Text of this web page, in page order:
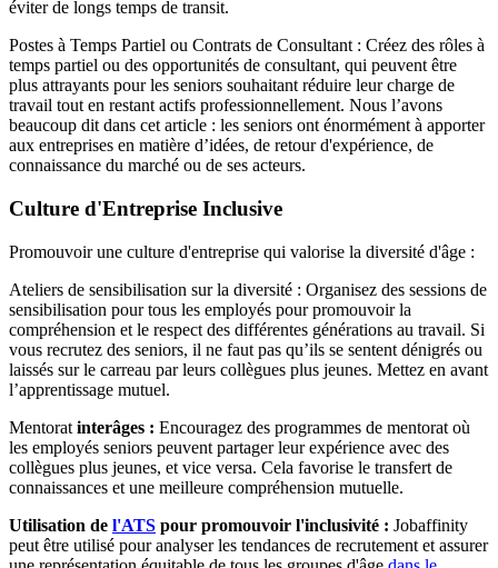
éviter de longs temps de transit.
Postes à Temps Partiel ou Contrats de Consultant : Créez des rôles à
temps partiel ou des opportunités de consultant, qui peuvent être
plus attrayants pour les seniors souhaitant réduire leur charge de
travail tout en restant actifs professionnellement. Nous l’avons
beaucoup dit dans cet article : les seniors ont énormément à apporter
aux entreprises en matière d’idées, de retour d'expérience, de
connaissance du marché ou de ses acteurs.
Culture d'Entreprise Inclusive
Promouvoir une culture d'entreprise qui valorise la diversité d'âge :
Ateliers de sensibilisation sur la diversité : Organisez des sessions de
sensibilisation pour tous les employés pour promouvoir la
compréhension et le respect des différentes générations au travail. Si
vous recrutez des seniors, il ne faut pas qu’ils se sentent dénigrés ou
laissés sur le carreau par leurs collègues plus jeunes. Mettez en avant
l’apprentissage mutuel.
Mentorat interâges : Encouragez des programmes de mentorat où
les employés seniors peuvent partager leur expérience avec des
collègues plus jeunes, et vice versa. Cela favorise le transfert de
connaissances et une meilleure compréhension mutuelle.
Utilisation de l'ATS pour promouvoir l'inclusivité : Jobaffinity
peut être utilisé pour analyser les tendances de recrutement et assurer